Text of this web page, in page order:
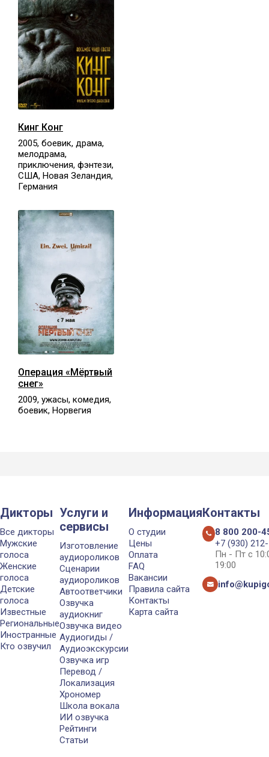
Кинг Конг
2005, боевик, драма,
мелодрама,
приключения, фэнтези,
США, Новая Зеландия,
Германия
Операция «Мёртвый
снег»
2009, ужасы, комедия,
боевик, Норвегия
Дикторы
Все дикторы
Мужские
голоса
Женские
голоса
Детские
голоса
Известные
Региональные
Иностранные
Кто озвучил
Услуги и
сервисы
Изготовление
аудиороликов
Сценарии
аудиороликов
Автоответчики
Озвучка
аудиокниг
Озвучка видео
Аудиогиды /
Аудиоэкскурсии
Озвучка игр
Перевод /
Локализация
Хрономер
Школа вокала
ИИ озвучка
Рейтинги
Статьи
Информация
О студии
Цены
Оплата
FAQ
Вакансии
Правила сайта
Контакты
Карта сайта
Контакты
8 800 200-
+7 (930)
Пн - Пт с
19:00